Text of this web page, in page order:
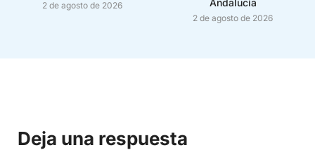
2 de agosto de 2026 Andalucía
2 de agosto de 2026
Deja una respuesta